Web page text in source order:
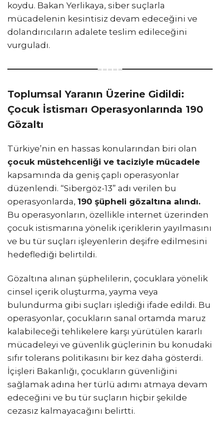
koydu. Bakan Yerlikaya, siber suçlarla
mücadelenin kesintisiz devam edeceğini ve
dolandırıcıların adalete teslim edileceğini
vurguladı.
Toplumsal Yaranın Üzerine Gidildi:
Çocuk İstismarı Operasyonlarında 190
Gözaltı
Türkiye’nin en hassas konularından biri olan
çocuk müstehcenliği ve taciziyle mücadele
kapsamında da geniş çaplı operasyonlar
düzenlendi. “Sibergöz-13” adı verilen bu
operasyonlarda, 190 şüpheli gözaltına alındı.
Bu operasyonların, özellikle internet üzerinden
çocuk istismarına yönelik içeriklerin yayılmasını
ve bu tür suçları işleyenlerin deşifre edilmesini
hedeflediği belirtildi.
Gözaltına alınan şüphelilerin, çocuklara yönelik
cinsel içerik oluşturma, yayma veya
bulundurma gibi suçları işlediği ifade edildi. Bu
operasyonlar, çocukların sanal ortamda maruz
kalabileceği tehlikelere karşı yürütülen kararlı
mücadeleyi ve güvenlik güçlerinin bu konudaki
sıfır tolerans politikasını bir kez daha gösterdi.
İçişleri Bakanlığı, çocukların güvenliğini
sağlamak adına her türlü adımı atmaya devam
edeceğini ve bu tür suçların hiçbir şekilde
cezasız kalmayacağını belirtti.